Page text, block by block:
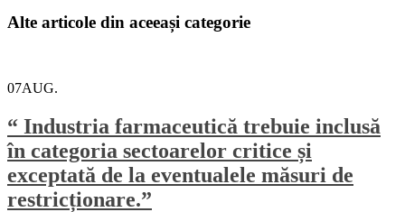
Alte articole din aceeași categorie
07AUG.
“ Industria farmaceutică trebuie inclusă
în categoria sectoarelor critice și
exceptată de la eventualele măsuri de
restricționare.”